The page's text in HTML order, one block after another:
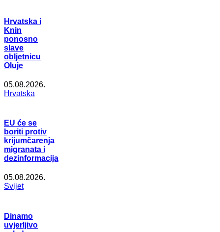
Hrvatska i
Knin
ponosno
slave
obljetnicu
Oluje
05.08.2026.
Hrvatska
EU će se
boriti protiv
krijumčarenja
migranata i
dezinformacija
05.08.2026.
Svijet
Dinamo
uvjerljivo